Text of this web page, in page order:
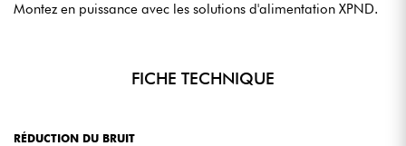
Montez en puissance avec les solutions d'alimentation XPND.
FICHE TECHNIQUE
RÉDUCTION DU BRUIT